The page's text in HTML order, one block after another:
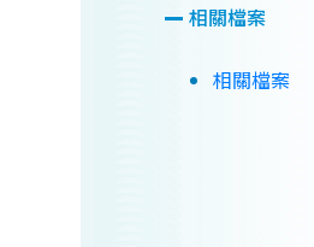
相關檔案
相關檔案